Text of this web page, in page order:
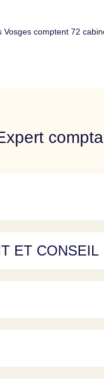
comptent 72
ET CONSEIL